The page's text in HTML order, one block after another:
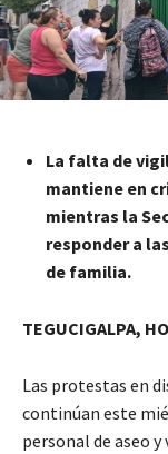
La falta de
mantiene en
mientras la
responder a
de familia.
TEGUCIGALPA,
Las protestas en
continúan este
personal de aseo